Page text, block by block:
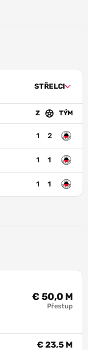
STŘELCI
Z TÝM
1 2
1 1
1 1
€ 50,0 M
Přestup
€ 23,5 M